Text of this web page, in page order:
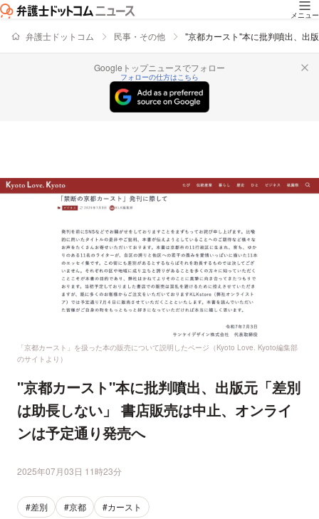
メニュー
弁護士ドットコム 民事・その他 "京都カースト"本に批判噴出、出
Googleトップニュースでフォロー
フォローの仕方はこちら
「京都カースト」を扱った本の販売について説明したページ（Kyoto Love. Kyoto編集部
のサイトより）
"京都カースト"本に批判噴出、出版元「差別
は助長しない」 書店販売は中止、オンライ
ンは予定通り発売へ
2025年07月03日 11時23分
#差別 #京都 #カースト